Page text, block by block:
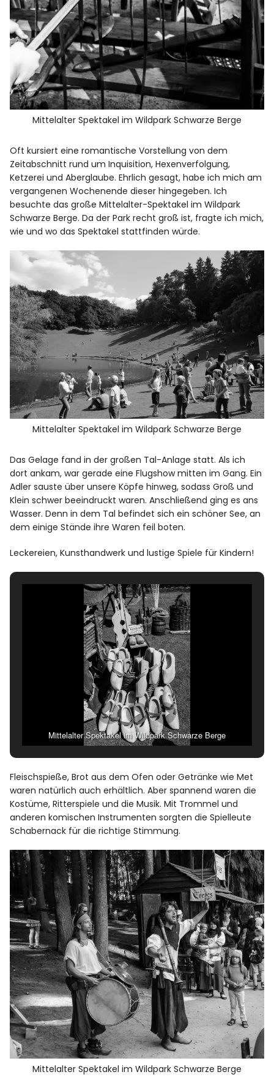
Mittelalter Spektakel im Wildpark Schwarze Berge
Oft kursiert eine romantische Vorstellung von dem
Zeitabschnitt rund um Inquisition, Hexenverfolgung,
Ketzerei und Aberglaube. Ehrlich gesagt, habe ich mich am
vergangenen Wochenende dieser hingegeben. Ich
besuchte das große Mittelalter-Spektakel imWildpark
Schwarze Berge. Da der Park recht groß ist, fragte ich mich,
wie und wo das Spektakel stattfinden würde.
Mittelalter Spektakel im Wildpark Schwarze Berge
Das Gelage fand in der großen Tal-Anlage statt. Als ich
dort ankam, war gerade eine Flugshow mitten im Gang. Ein
Adler sauste über unsere Köpfe hinweg, sodass Groß und
Klein schwer beeindruckt waren. Anschließend ging es ans
Wasser. Denn in dem Tal befindet sich ein schöner See, an
dem einige Stände ihre Waren feil boten.
Leckereien, Kunsthandwerk und lustige Spiele für Kindern!
Mittelalter Spektakel im Wildpark Schwarze Berge
Fleischspieße, Brot aus dem Ofen oder Getränke wie Met
waren natürlich auch erhältlich. Aber spannend waren die
Kostüme, Ritterspiele und die Musik. Mit Trommel und
anderen komischen Instrumenten sorgten dieSpielleute
Schabernack für die richtige Stimmung.
Mittelalter Spektakel im Wildpark Schwarze Berge